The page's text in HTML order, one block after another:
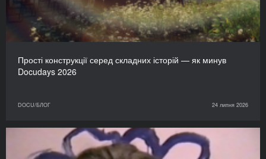
Прості конструкції серед складних історій — як минув
Docudays 2026
DOCU/БЛОГ 24 липня 2026